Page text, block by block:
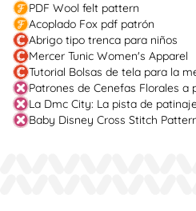
PDF Wool felt pattern
Acoplado Fox pdf patrón
Abrigo tipo trenca para niños
Mercer Tunic Women's Apparel
Tutorial Bolsas de tela para la
Patrones de Cenefas Florales a
La Dmc City: La pista de
Baby Disney Cross Stitch